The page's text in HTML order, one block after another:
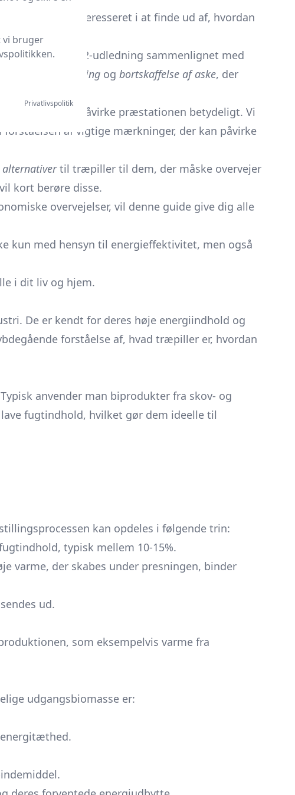
Eller er du interesseret i at finde ud af, hvordan
lavere CO2-udledning sammenlignet med
effektiv opbevaring og bortskaffelse af aske, der
kan påvirke præstationen betydeligt. Vi
af vigtige mærkninger, der kan påvirke
alternativertil træpiller til dem, der måske overvejer
kort berøre disse.
overvejelser, vil denne guide give dig alle
kun med hensyn til energieffektivitet, men også
i dit liv og hjem.
De er kendt for deres høje energiindhold og
forståelse af, hvad træpiller er, hvordan
anvender man biprodukter fra skov- og
fugtindhold, hvilket gør dem ideelle til
kan opdeles i følgende trin:
typisk mellem 10-15%.
varme, der skabes under presningen, binder
ud.
som eksempelvis varme fra
udgangsbiomasse er:
vi bruger
Privatlivspolitik